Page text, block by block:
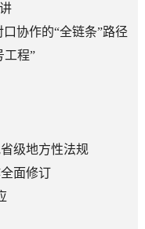
协作的“全链条”路径
工程”
级地方性法规
面修订